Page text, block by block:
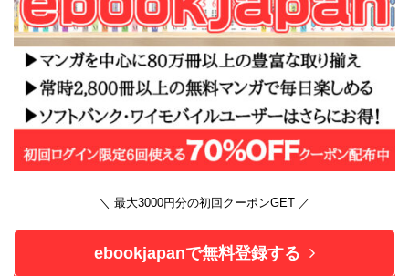
＼ 最大3000円分の初回クーポンGET ／
ebookjapanで無料登録する